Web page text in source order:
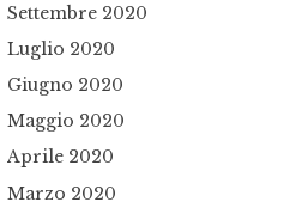
Settembre 2020
Luglio 2020
Giugno 2020
Maggio 2020
Aprile 2020
Marzo 2020